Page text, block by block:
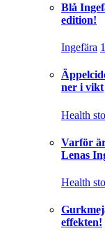
Blå
edition!
Ingefära
ner i vikt
Health
Varför
Lenas
Health
effekten!